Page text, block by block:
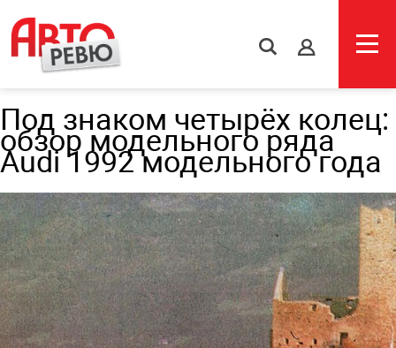
s
Под знаком четырёх колец:
обзор модельного ряда
Audi 1992 модельного года